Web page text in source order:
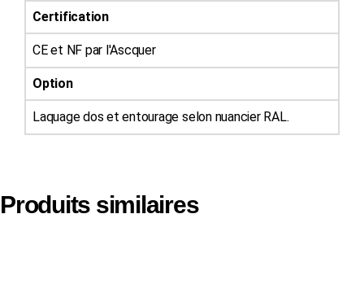
Certification
CE et NF par l'Ascquer
Option
Laquage dos et entourage selon nuancier RAL.
Produits similaires